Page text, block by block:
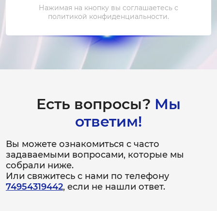
Не работает микрофон
30-60 минут
Не видит карту памяти
30-60 минут
Не видит SIM-карту
Не работает зарядка
30-60 минут
от 1 000 ₽
Нажимая на кнопку вы соглашаетесь с
политикой конфиденциальности.
Есть вопросы? Мы
ответим!
Вы можете ознакомиться с часто
задаваемыми вопросами, которые мы
собрали ниже.
Или свяжитесь с нами по телефону
74954319442, если не нашли ответ.